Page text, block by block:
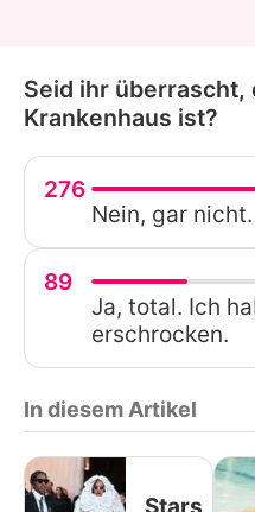
Seid ihr überrascht,
Krankenhaus ist?
276
Nein, gar nicht.
89
Ja, total. Ich
erschrocken.
In diesem Artikel